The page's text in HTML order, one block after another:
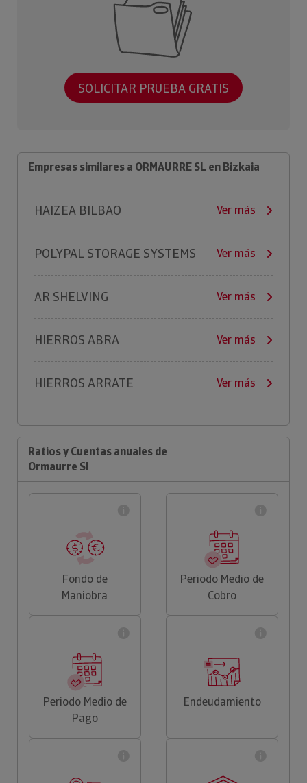
SOLICITAR PRUEBA GRATIS
Empresas similares a ORMAURRE SL en Bizkaia
HAIZEA BILBAO Ver más
POLYPAL STORAGE SYSTEMS Ver más
AR SHELVING Ver más
HIERROS ABRA Ver más
HIERROS ARRATE Ver más
Ratios y Cuentas anuales de
Ormaurre Sl
Fondo de
Maniobra
Periodo Medio de
Cobro
Periodo Medio de
Pago
Endeudamiento